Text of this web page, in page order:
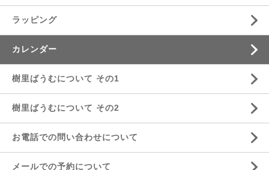
ラッピング
カレンダー
樹里ばうむについて その1
樹里ばうむについて その2
お電話での問い合わせについて
メールでの予約について